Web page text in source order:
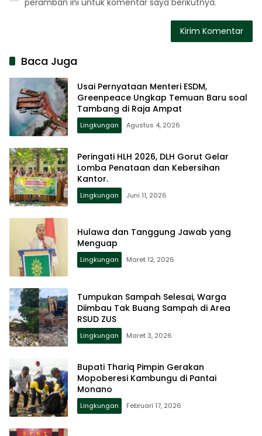
peramban ini untuk komentar saya berikutnya.
Baca Juga
Usai Pernyataan Menteri ESDM,
Greenpeace Ungkap Temuan Baru soal
Tambang di Raja Ampat
Lingkungan Agustus 4, 2026
Peringati HLH 2026, DLH Gorut Gelar
Lomba Penataan dan Kebersihan
Kantor.
Lingkungan Juni 11, 2026
Hulawa dan Tanggung Jawab yang
Menguap
Lingkungan Maret 12, 2026
Tumpukan Sampah Selesai, Warga
Diimbau Tak Buang Sampah di Area
RSUD ZUS
Lingkungan Maret 3, 2026
Bupati Thariq Pimpin Gerakan
Mopoberesi Kambungu di Pantai
Monano
Lingkungan Februari 17, 2026